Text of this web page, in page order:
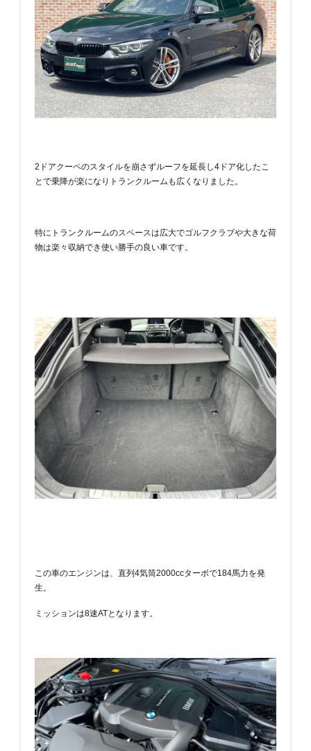
2ドアクーペのスタイルを崩さずルーフを延長し4ドア化したこ
とで乗降が楽になりトランクルームも広くなりました。
特にトランクルームのスペースは広大でゴルフクラブや大きな荷
物は楽々収納でき使い勝手の良い車です。
この車のエンジンは、直列4気筒2000ccターボで184馬力を発
生。
ミッションは8速ATとなります。